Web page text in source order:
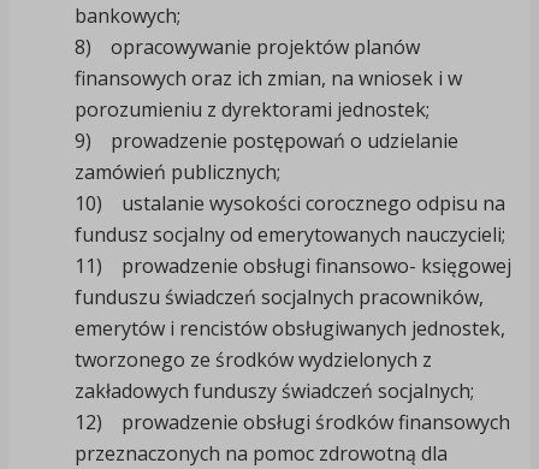
bankowych;
8) opracowywanie projektów planów
finansowych oraz ich zmian, na wniosek i w
porozumieniu z dyrektorami jednostek;
9) prowadzenie postępowań o udzielanie
zamówień publicznych;
10) ustalanie wysokości corocznego odpisu na
fundusz socjalny od emerytowanych nauczycieli;
11) prowadzenie obsługi finansowo- księgowej
funduszu świadczeń socjalnych pracowników,
emerytów i rencistów obsługiwanych jednostek,
tworzonego ze środków wydzielonych z
zakładowych funduszy świadczeń socjalnych;
12) prowadzenie obsługi środków finansowych
przeznaczonych na pomoc zdrowotną dla